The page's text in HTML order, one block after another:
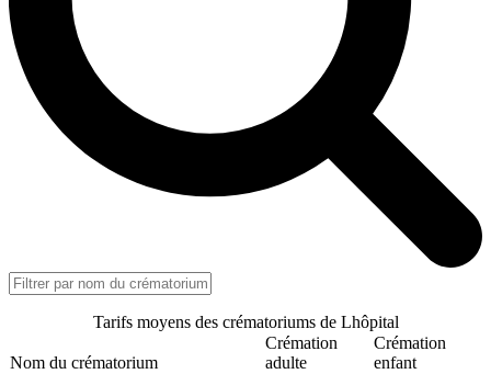
Tarifs moyens des crématoriums de Lhôpital
Nom du crématorium
Crémation
adulte
Crémation
enfant